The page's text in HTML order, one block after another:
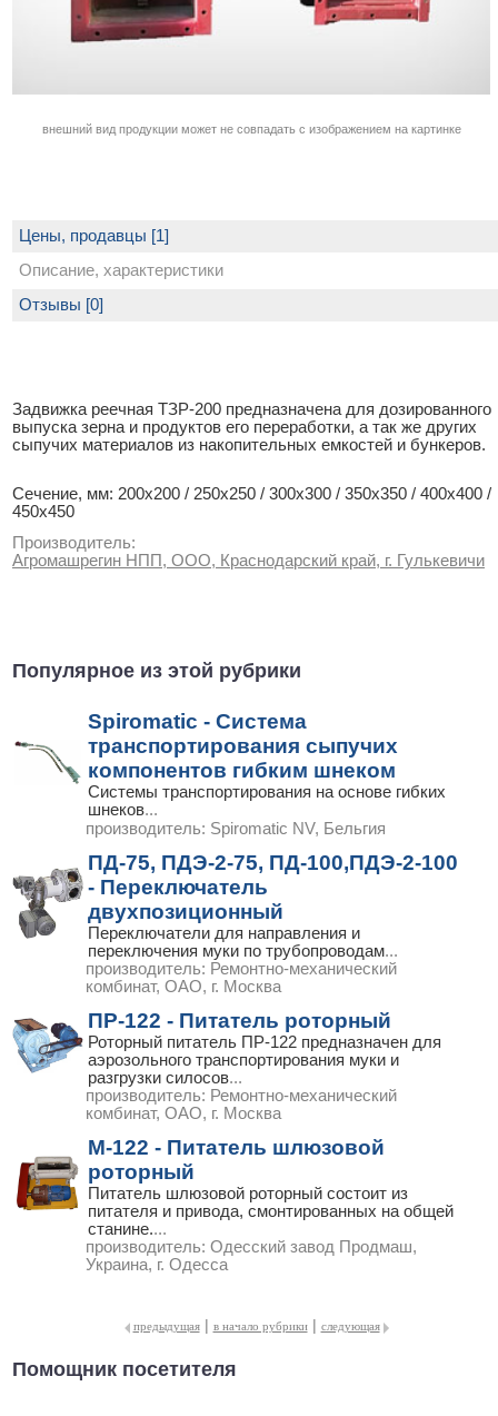
внешний вид продукции может не совпадать с изображением на картинке
Цены, продавцы [1]
Описание, характеристики
Задвижка реечная ТЗР-200 предназначена для дозированного
выпуска зерна и продуктов его переработки, а так же других
сыпучих материалов из накопительных емкостей и бункеров.
Сечение, мм: 200х200 / 250х250 / 300х300 / 350х350 / 400х400 /
450х450
Производитель:
Агромашрегин НПП, ООО, Краснодарский край, г. Гулькевичи
Отзывы [0]
Популярное из этой рубрики
Spiromatic - Система
транспортирования сыпучих
компонентов гибким шнеком
Системы транспортирования на основе гибких
шнеков...
производитель: Spiromatic NV, Бельгия
ПД-75, ПДЭ-2-75, ПД-100,ПДЭ-2-100
- Переключатель
двухпозиционный
Переключатели для направления и
переключения муки по трубопроводам...
производитель: Ремонтно-механический
комбинат, ОАО, г. Москва
ПР-122 - Питатель роторный
Роторный питатель ПР-122 предназначен для
аэрозольного транспортирования муки и
разгрузки силосов...
производитель: Ремонтно-механический
комбинат, ОАО, г. Москва
М-122 - Питатель шлюзовой
роторный
Питатель шлюзовой роторный состоит из
питателя и привода, смонтированных на общей
станине....
производитель: Одесский завод Продмаш,
Украина, г. Одесса
предыдущая | в начало рубрики | следующая
Помощник посетителя